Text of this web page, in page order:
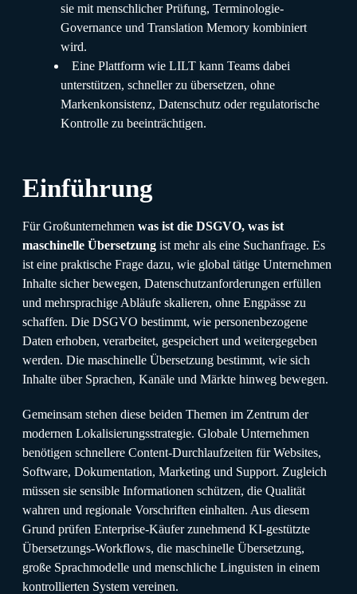
sie mit menschlicher Prüfung, Terminologie-
Governance und Translation Memory kombiniert
wird.
Eine Plattform wie LILT kann Teams dabei
unterstützen, schneller zu übersetzen, ohne
Markenkonsistenz, Datenschutz oder regulatorische
Kontrolle zu beeinträchtigen.
Einführung
Für Großunternehmen was ist die DSGVO, was ist
maschinelle Übersetzung ist mehr als eine Suchanfrage. Es
ist eine praktische Frage dazu, wie global tätige Unternehmen
Inhalte sicher bewegen, Datenschutzanforderungen erfüllen
und mehrsprachige Abläufe skalieren, ohne Engpässe zu
schaffen. Die DSGVO bestimmt, wie personenbezogene
Daten erhoben, verarbeitet, gespeichert und weitergegeben
werden. Die maschinelle Übersetzung bestimmt, wie sich
Inhalte über Sprachen, Kanäle und Märkte hinweg bewegen.
Gemeinsam stehen diese beiden Themen im Zentrum der
modernen Lokalisierungsstrategie. Globale Unternehmen
benötigen schnellere Content-Durchlaufzeiten für Websites,
Software, Dokumentation, Marketing und Support. Zugleich
müssen sie sensible Informationen schützen, die Qualität
wahren und regionale Vorschriften einhalten. Aus diesem
Grund prüfen Enterprise-Käufer zunehmend KI-gestützte
Übersetzungs-Workflows, die maschinelle Übersetzung,
große Sprachmodelle und menschliche Linguisten in einem
kontrollierten System vereinen.